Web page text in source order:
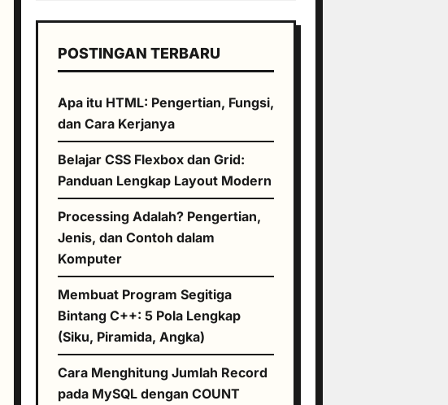
POSTINGAN TERBARU
Apa itu HTML: Pengertian, Fungsi,
dan Cara Kerjanya
Belajar CSS Flexbox dan Grid:
Panduan Lengkap Layout Modern
Processing Adalah? Pengertian,
Jenis, dan Contoh dalam
Komputer
Membuat Program Segitiga
Bintang C++: 5 Pola Lengkap
(Siku, Piramida, Angka)
Cara Menghitung Jumlah Record
pada MySQL dengan COUNT